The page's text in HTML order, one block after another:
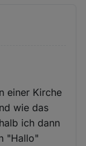
einer Kirche
wie das
ich dann
"Hallo"